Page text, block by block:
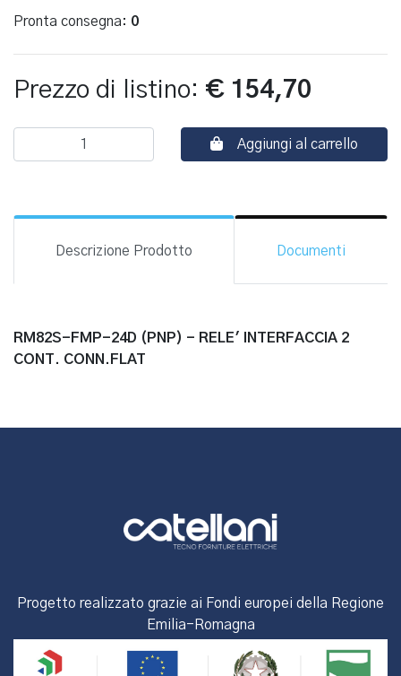
Pronta consegna: 0
Prezzo di listino: € 154,70
Aggiungi al carrello
Descrizione Prodotto Documenti
RM82S-FMP-24D (PNP) - RELE' INTERFACCIA 2
CONT. CONN.FLAT
Progetto realizzato grazie ai Fondi europei della Regione
Emilia-Romagna